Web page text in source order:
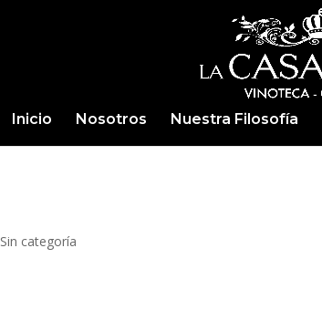
Inicio Nosotros Nuestra Filosofía
Sin categoría